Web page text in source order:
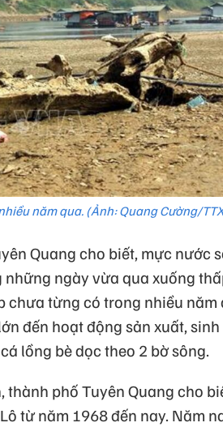
năm qua. (Ảnh: Quang Cường/
Quang cho biết, mực nước
ngày vừa qua xuống
chưa từng có trong nhiều năm
đến hoạt động sản xuất,
lồng bè dọc theo 2 bờ sông.
thành phố Tuyên Quang cho
từ năm 1968 đến nay. Năm